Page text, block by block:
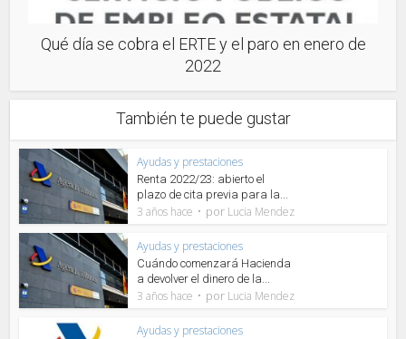
Qué día se cobra el ERTE y el paro en enero de
2022
También te puede gustar
Ayudas y prestaciones
Renta 2022/23: abierto el
plazo de cita previa para la...
3 años hace por Lucia Mendez
Ayudas y prestaciones
Cuándo comenzará Hacienda
a devolver el dinero de la...
3 años hace por Lucia Mendez
Ayudas y prestaciones